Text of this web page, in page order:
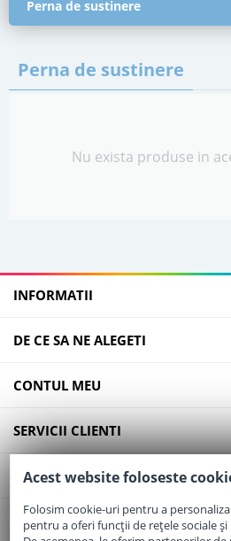
Perna de sustinere
Perna de sustinere
Nu exista produse in
INFORMATII
DE CE SA NE ALEGETI
CONTUL MEU
SERVICII CLIENTI
CONTACT
Email:office@elaptepraf.ro
Acest website foloseste
Folosim cookie-uri pentru a
pentru a oferi funcții de rețele sociale